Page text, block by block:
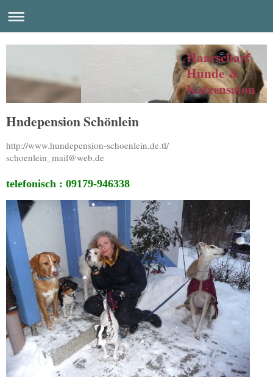
Haarscharf
Hunde &
Katzensalon
Hndepension Schönlein
http://www.hundepension-schoenlein.de.tl/
schoenlein_mail@web.de
telefonisch : 09179-946338